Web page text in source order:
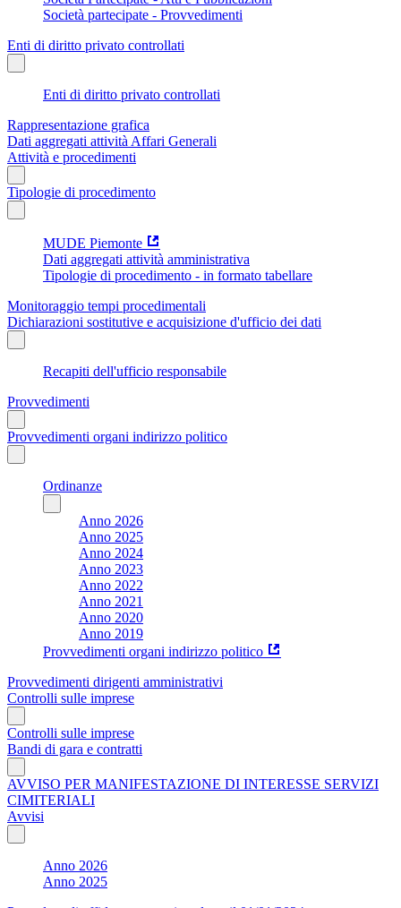
Società partecipate - Provvedimenti
Enti di diritto privato controllati
Enti di diritto privato controllati
Rappresentazione grafica
Dati aggregati attività Affari Generali
Attività e procedimenti
Tipologie di procedimento
MUDE Piemonte
Dati aggregati attività amministrativa
Tipologie di procedimento - in formato tabellare
Monitoraggio tempi procedimentali
Dichiarazioni sostitutive e acquisizione d'ufficio dei dati
Recapiti dell'ufficio responsabile
Provvedimenti
Provvedimenti organi indirizzo politico
Ordinanze
Anno 2026
Anno 2025
Anno 2024
Anno 2023
Anno 2022
Anno 2021
Anno 2020
Anno 2019
Provvedimenti organi indirizzo politico
Provvedimenti dirigenti amministrativi
Controlli sulle imprese
Controlli sulle imprese
Bandi di gara e contratti
AVVISO PER MANIFESTAZIONE DI INTERESSE SERVIZI
CIMITERIALI
Avvisi
Anno 2026
Anno 2025